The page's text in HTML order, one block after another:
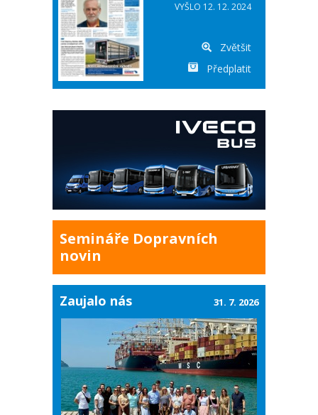
VYŠLO 12. 12. 2024
Zvětšit
Předplatit
Semináře Dopravních
novin
Zaujalo nás 31. 7. 2026